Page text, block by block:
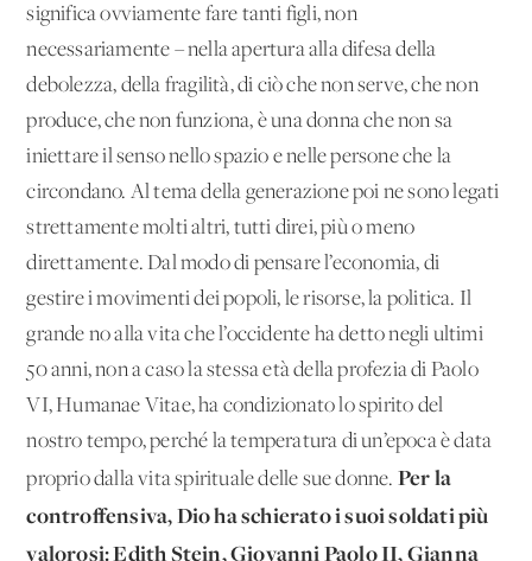
significa ovviamente fare tanti figli, non
necessariamente – nella apertura alla difesa della
debolezza, della fragilità, di ciò che non serve, che non
produce, che non funziona, è una donna che non sa
iniettare il senso nello spazio e nelle persone che la
circondano. Al tema della generazione poi ne sono legati
strettamente molti altri, tutti direi, più o meno
direttamente. Dal modo di pensare l’economia, di
gestire i movimenti dei popoli, le risorse, la politica. Il
grande no alla vita che l’occidente ha detto negli ultimi
50 anni, non a caso la stessa età della profezia di Paolo
VI, Humanae Vitae, ha condizionato lo spirito del
nostro tempo, perché la temperatura di un’epoca è data
proprio dalla vita spirituale delle sue donne. Per la
controffensiva, Dio ha schierato i suoi soldati più
valorosi: Edith Stein, Giovanni Paolo II, Gianna